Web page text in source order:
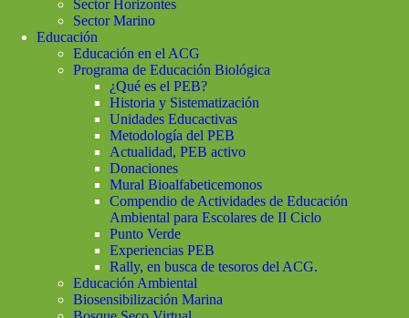
Sector Horizontes
Sector Marino
Educación
Educación en el ACG
Programa de Educación Biológica
¿Qué es el PEB?
Historia y Sistematización
Unidades Educactivas
Metodología del PEB
Actualidad, PEB activo
Donaciones
Mural Bioalfabeticemonos
Compendio de Actividades de Educación
Ambiental para Escolares de II Ciclo
Punto Verde
Experiencias PEB
Rally, en busca de tesoros del ACG.
Educación Ambiental
Biosensibilización Marina